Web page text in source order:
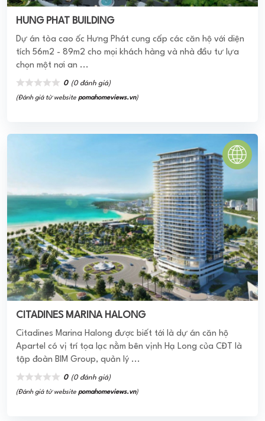
HUNG PHAT BUILDING
Dự án tòa cao ốc Hưng Phát cung cấp các căn hộ với diện
tích 56m2 - 89m2 cho mọi khách hàng và nhà đầu tư lựa
chọn một nơi an ...
0 (0 đánh giá)
(Đánh giá từ website pomahomeviews.vn)
CITADINES MARINA HALONG
Citadines Marina Halong được biết tới là dự án căn hộ
Apartel có vị trí tọa lạc nằm bên vịnh Hạ Long của CĐT là
tập đoàn BIM Group, quản lý ...
0 (0 đánh giá)
(Đánh giá từ website pomahomeviews.vn)